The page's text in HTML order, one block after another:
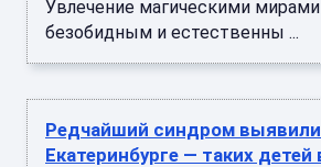
Увлечение магическими
безобидным и естественны ...
Редчайший синдром
Екатеринбурге — таких детей